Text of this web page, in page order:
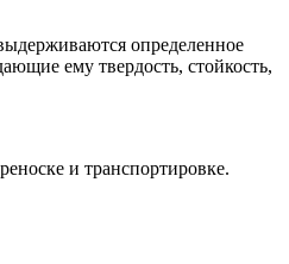
определенное
ему твердость, стойкость,
и транспортировке.